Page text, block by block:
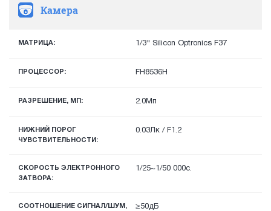
Камера
МАТРИЦА: 1/3" Silicon Optronics F37
ПРОЦЕССОР: FH8536H
РАЗРЕШЕНИЕ, МП: 2.0Мп
НИЖНИЙ ПОРОГ
ЧУВСТВИТЕЛЬНОСТИ:
0.03Лк / F1.2
СКОРОСТЬ ЭЛЕКТРОННОГО
ЗАТВОРА:
1/25~1/50 000с.
СООТНОШЕНИЕ СИГНАЛ/ШУМ,
≥50дБ